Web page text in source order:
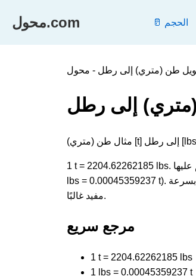
محول.com 🥛 الحجم
إلى رطل
1 t = 2204.62262185 lbs. لتحويل طن (متري) إلى رطل، اضرب القيمة في 2204.62262185؛ وللتحويل العكسي، اقسم عليها (1
lbs = 0.00045359237 t). تقيس كلتا الوحدتين الوزن والكتلة وتظهران في الحسابات اليومية والفنية، لذا فإن التبديل بينهما بسرعة
مفيد غالبًا.
مرجع سريع
1 t = 2204.62262185 lbs
1 lbs = 0.00045359237 t